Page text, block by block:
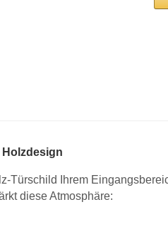
Türschild Ihrem
diese Atmosphäre: